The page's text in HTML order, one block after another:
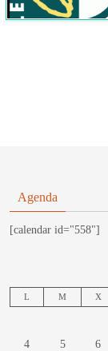
Agenda
[calendar id="558"]
L M X
4 5 6